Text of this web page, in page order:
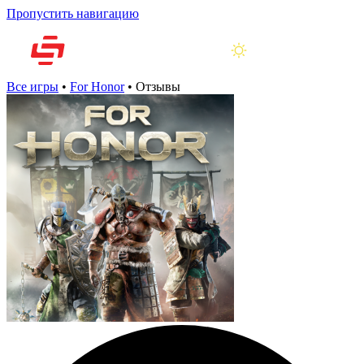
Пропустить навигацию
Все игры • For Honor• Отзывы